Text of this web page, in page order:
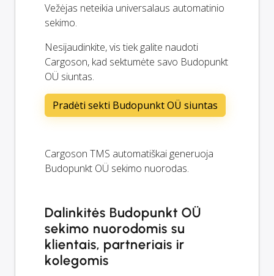
Vežėjas neteikia universalaus automatinio
sekimo.
Nesijaudinkite, vis tiek galite naudoti
Cargoson, kad sektumėte savo Budopunkt
OÜ siuntas.
Pradėti sekti Budopunkt OÜ siuntas
Cargoson TMS automatiškai generuoja
Budopunkt OÜ sekimo nuorodas.
Dalinkitės Budopunkt OÜ
sekimo nuorodomis su
klientais, partneriais ir
kolegomis